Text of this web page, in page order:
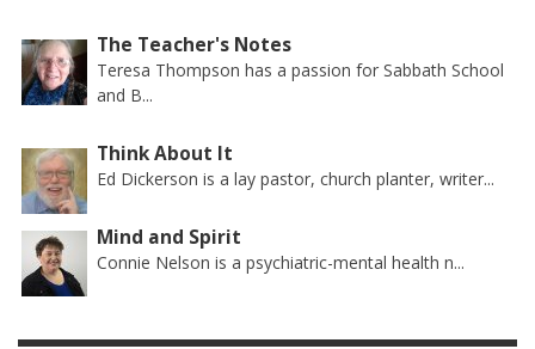
The Teacher's Notes
Teresa Thompson has a passion for Sabbath School
and B...
Think About It
Ed Dickerson is a lay pastor, church planter, writer...
Mind and Spirit
Connie Nelson is a psychiatric-mental health n...